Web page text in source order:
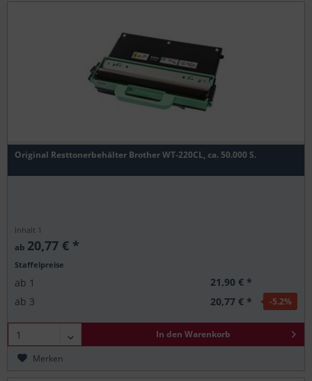
Original Resttonerbehälter Brother WT-220CL, ca. 50.000 S.
Inhalt 1
ab 20,77 € *
Staffelpreise
ab 1
21,90 € *
ab 3 20,77 € * -5.2%
In den Warenkorb
Merken